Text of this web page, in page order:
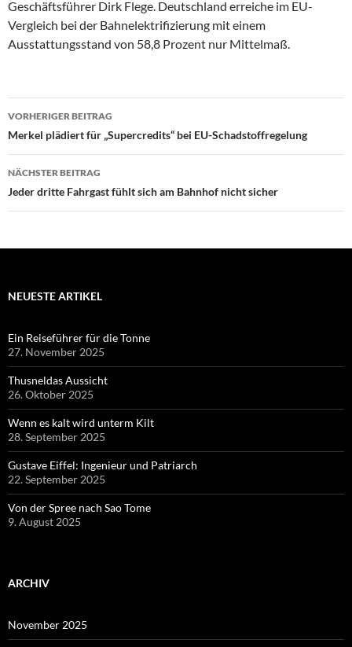
Geschäftsführer Dirk Flege. Deutschland erreiche im EU-
Vergleich bei der Bahnelektrifizierung mit einem
Ausstattungsstand von 58,8 Prozent nur Mittelmaß.
Beitragsnavigation
VORHERIGER BEITRAG
Merkel plädiert für „Supercredits“ bei EU-Schadstoffregelung
NÄCHSTER BEITRAG
Jeder dritte Fahrgast fühlt sich am Bahnhof nicht sicher
NEUESTE ARTIKEL
Ein Reiseführer für die Tonne
27. November 2025
Thusneldas Aussicht
26. Oktober 2025
Wenn es kalt wird unterm Kilt
28. September 2025
Gustave Eiffel: Ingenieur und Patriarch
22. September 2025
Von der Spree nach Sao Tome
9. August 2025
ARCHIV
November 2025